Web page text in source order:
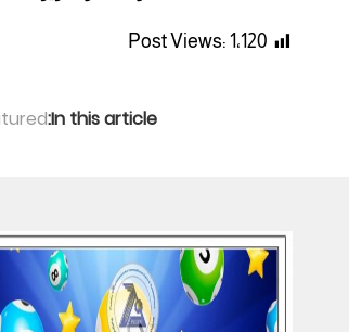
Post Views: 1٬120
In this article: